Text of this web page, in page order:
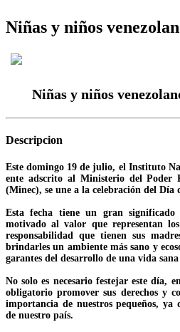
Niñas y niños
Niñas y niños
Descripcion
Este domingo 19 de julio, el Instituto
ente adscrito al Ministerio del Poder
(Minec), se une a la celebración del Día
Esta fecha tiene un gran significado
motivado al valor que representan
responsabilidad que tienen sus
brindarles un ambiente más sano y
garantes del desarrollo de una vida
No solo es necesario festejar este día,
obligatorio promover sus derechos y
importancia de nuestros pequeños,
de nuestro país.